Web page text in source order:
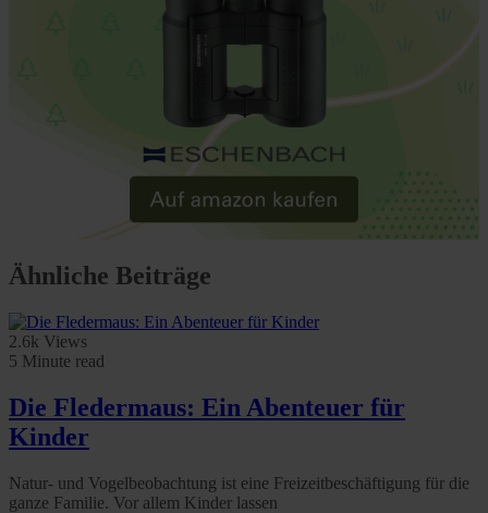
Ähnliche Beiträge
2.6k Views
5 Minute read
Die Fledermaus: Ein Abenteuer für
Kinder
Natur- und Vogelbeobachtung ist eine Freizeitbeschäftigung für die
ganze Familie. Vor allem Kinder lassen